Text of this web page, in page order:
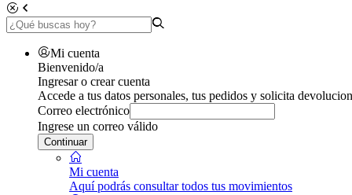
Mi cuenta
Bienvenido/a
Ingresar o crear cuenta
Accede a tus datos personales, tus pedidos y solicita
Correo electrónico
Ingrese un correo válido
Continuar
Mi cuenta
Aquí podrás consultar todos tus movimientos